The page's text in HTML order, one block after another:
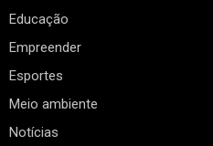
Educação
Empreender
Esportes
Meio ambiente
Notícias